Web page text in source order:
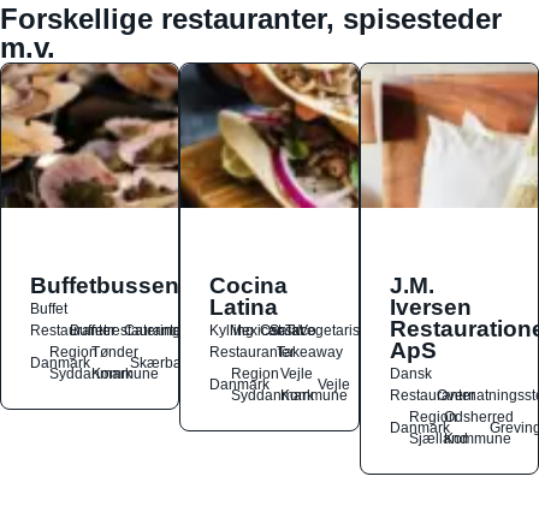
Forskellige restauranter, spisesteder
m.v.
Buffetbussen
Buffet
Restauranter
Buffetrestauranter
Catering
Danmark
Region
Syddanmark
Tønder
Kommune
Skærbæk
Cocina
Latina
Kylling
Mexicansk
OstSalat
TacoVegetarisk
RestauranterTakeaway
Danmark
Region
Syddanmark
Vejle
Kommune
Vejle
J.M.
Iversen
ApS
Dansk
Restauranter
Danmark
Region
Sjælland
Odsherred
Kommune